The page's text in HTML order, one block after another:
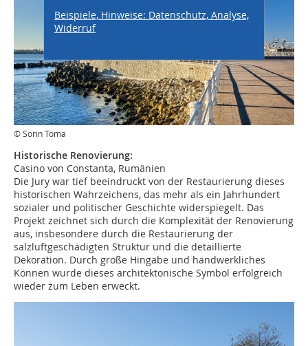
© Sorin Toma
Historische Renovierung:
Casino von Constanta, Rumänien
Die Jury war tief beeindruckt von der Restaurierung dieses
historischen Wahrzeichens, das mehr als ein Jahrhundert
sozialer und politischer Geschichte widerspiegelt. Das
Projekt zeichnet sich durch die Komplexität der Renovierung
aus, insbesondere durch die Restaurierung der
salzluftgeschädigten Struktur und die detaillierte
Dekoration. Durch große Hingabe und handwerkliches
Können wurde dieses architektonische Symbol erfolgreich
wieder zum Leben erweckt.
Beispiele, Hinweise: Datenschutz, Analyse,
Widerruf